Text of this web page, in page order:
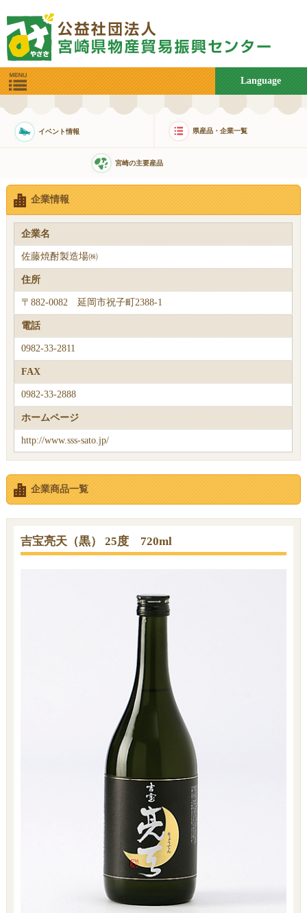
Language
イベント情報 県産品・企業一覧
宮崎の主要産品
企業情報
企業名
佐藤焼酎製造場㈱
住所
〒882-0082 延岡市祝子町2388-1
電話
0982-33-2811
FAX
0982-33-2888
ホームページ
http://www.sss-sato.jp/
企業商品一覧
吉宝亮天（黒） 25度 720ml